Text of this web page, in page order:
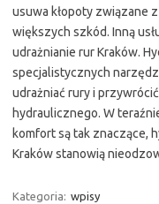
usuwa kłopoty związane
większych szkód. Inną
udrażnianie rur Kraków.
specjalistycznych
udrażniać rury i
hydraulicznego. W
komfort są tak znaczące,
Kraków stanowią
Kategoria: wpisy